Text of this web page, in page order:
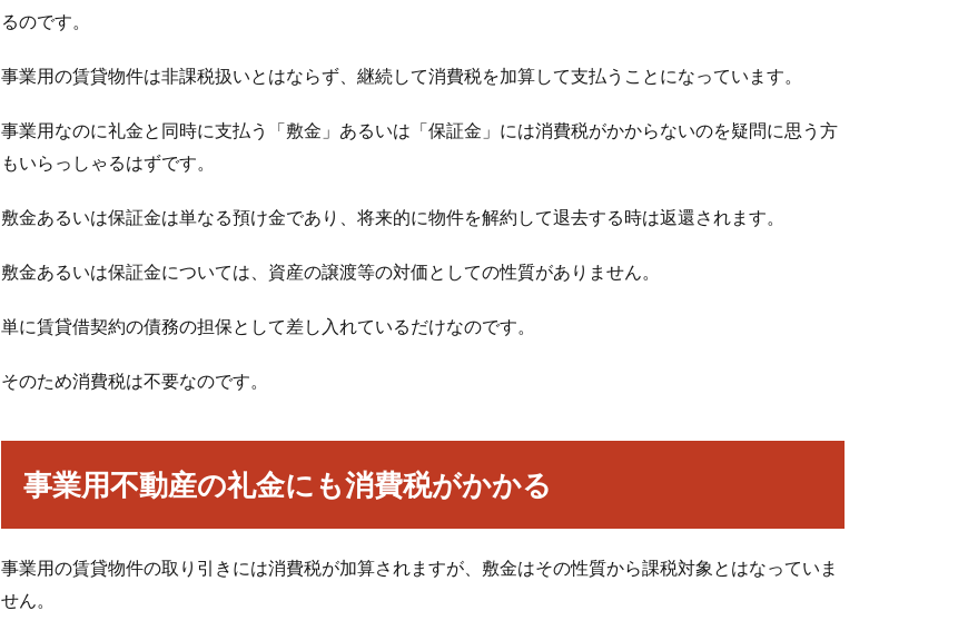
るのです。
事業用の賃貸物件は非課税扱いとはならず、継続して消費税を加算して支払うことになっています。
事業用なのに礼金と同時に支払う「敷金」あるいは「保証金」には消費税がかからないのを疑問に思う方
もいらっしゃるはずです。
敷金あるいは保証金は単なる預け金であり、将来的に物件を解約して退去する時は返還されます。
敷金あるいは保証金については、資産の譲渡等の対価としての性質がありません。
単に賃貸借契約の債務の担保として差し入れているだけなのです。
そのため消費税は不要なのです。
事業用不動産の礼金にも消費税がかかる
事業用の賃貸物件の取り引きには消費税が加算されますが、敷金はその性質から課税対象とはなっていま
せん。